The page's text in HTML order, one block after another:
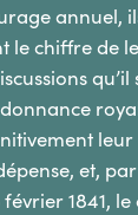
annuel,
le chiffre de
et,
1841, le